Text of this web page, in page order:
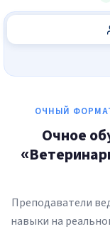
ОЧНЫЙ
Очное
Преподаватели
навыки на